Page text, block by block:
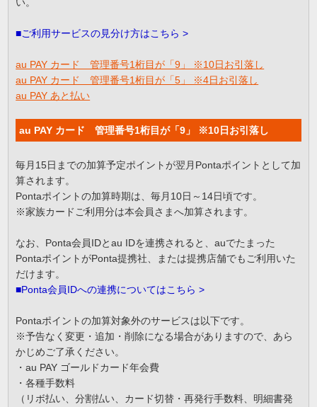
■ご利用サービスの見分け方はこちら >
au PAY カード 管理番号1桁目が「9」 ※10日お引落し
au PAY カード 管理番号1桁目が「5」 ※4日お引落し
au PAY あと払い
au PAY カード 管理番号1桁目が「9」 ※10日お引落し
毎月15日までの加算予定ポイントが翌月Pontaポイントとして加
算されます。
Pontaポイントの加算時期は、毎月10日～14日頃です。
※家族カードご利用分は本会員さまへ加算されます。
なお、Ponta会員IDとau IDを連携されると、auでたまった
PontaポイントがPonta提携社、または提携店舗でもご利用いた
だけます。
■Ponta会員IDへの連携についてはこちら >
Pontaポイントの加算対象外のサービスは以下です。
※予告なく変更・追加・削除になる場合がありますので、あら
かじめご了承ください。
・au PAY ゴールドカード年会費
・各種手数料
（リボ払い、分割払い、カード切替・再発行手数料、明細書発